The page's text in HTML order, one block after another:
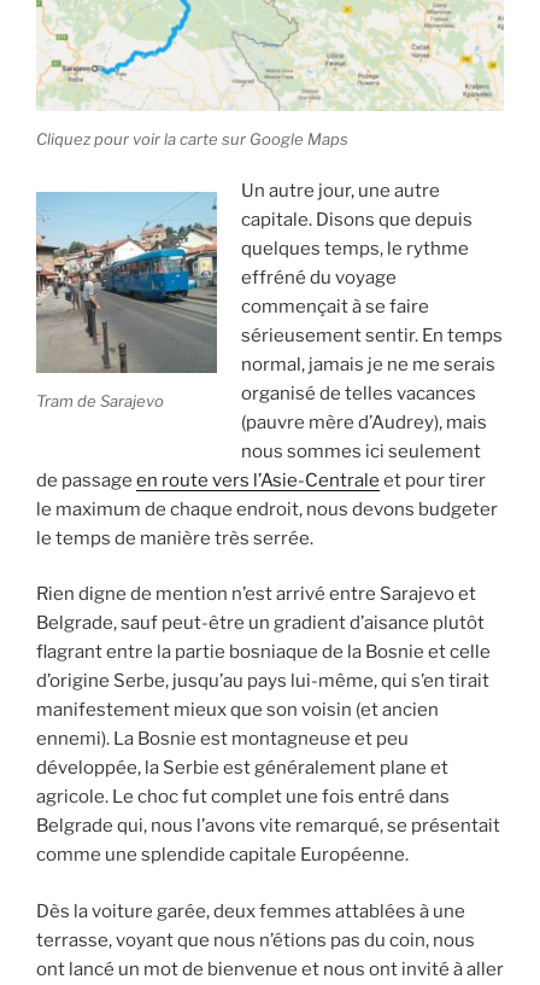
Cliquez pour voir la carte sur Google Maps
Tram de Sarajevo
Un autre jour, une autre
capitale. Disons que depuis
quelques temps, le rythme
effréné du voyage
commençait à se faire
sérieusement sentir. En temps
normal, jamais je ne me serais
organisé de telles vacances
(pauvre mère d’Audrey), mais
nous sommes ici seulement
de passage en route vers l’Asie-Centrale et pour tirer
le maximum de chaque endroit, nous devons budgeter
le temps de manière très serrée.
Rien digne de mention n’est arrivé entre Sarajevo et
Belgrade, sauf peut-être un gradient d’aisance plutôt
flagrant entre la partie bosniaque de la Bosnie et celle
d’origine Serbe, jusqu’au pays lui-même, qui s’en tirait
manifestement mieux que son voisin (et ancien
ennemi). La Bosnie est montagneuse et peu
développée, la Serbie est généralement plane et
agricole. Le choc fut complet une fois entré dans
Belgrade qui, nous l’avons vite remarqué, se présentait
comme une splendide capitale Européenne.
Dès la voiture garée, deux femmes attablées à une
terrasse, voyant que nous n’étions pas du coin, nous
ont lancé un mot de bienvenue et nous ont invité à aller